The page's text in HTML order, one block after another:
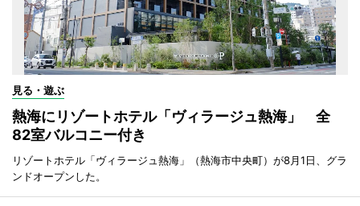
見る・遊ぶ
熱海にリゾートホテル「ヴィラージュ熱海」 全
82室バルコニー付き
リゾートホテル「ヴィラージュ熱海」（熱海市中央町）が8月1日、グラ
ンドオープンした。